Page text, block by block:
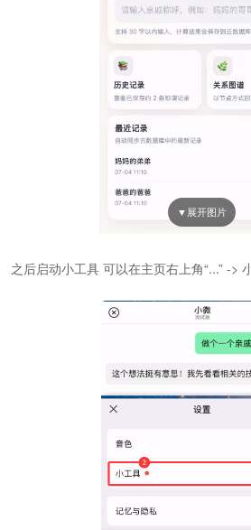
之后启动小工具 可以在主页右上角“...” ->